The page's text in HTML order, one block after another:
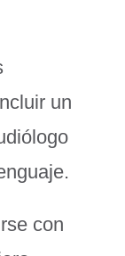
un
con